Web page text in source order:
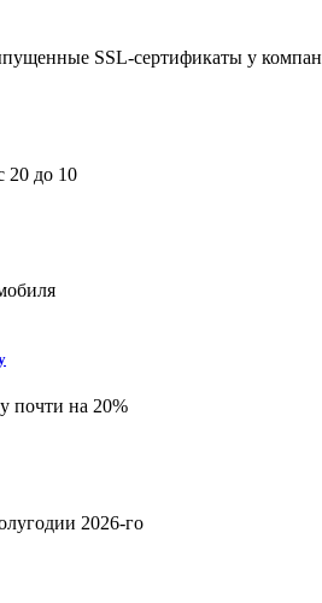
SSL-сертификаты у
20 до 10
почти на 20%
2026-го